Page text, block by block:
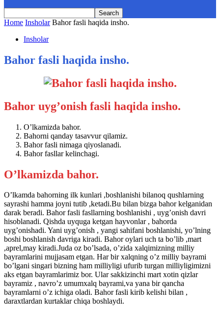
Home Insholar Bahor fasli haqida insho.
Insholar
Bahor fasli haqida insho.
Bahor uyg’onish fasli haqida insho.
O’lkamizda bahor.
Bahorni qanday tasavvur qilamiz.
Bahor fasli nimaga qiyoslanadi.
Bahor fasllar kelinchagi.
O’lkamizda bahor.
O’lkamda bahorning ilk kunlari ,boshlanishi bilanoq qushlarning
sayrashi hamma joyni tutib ,ketadi.Bu bilan bizga bahor kelganidan
darak beradi. Bahor fasli fasllarning boshlanishi , uyg’onish davri
hisoblanadi. Qishda uyquga ketgan hayvonlar , bahorda
uyg’onishadi. Yani uyg’onish , yangi sahifani boshlanishi, yo’lning
boshi boshlanish davriga kiradi. Bahor oylari uch ta bo’lib ,mart
,aprel,may kiradi.Juda oz bo’lsada, o’zida xalqimizning milliy
bayramlarini mujjasam etgan. Har bir xalqning o’z milliy bayrami
bo’lgani singari bizning ham milliyligi ufurib turgan milliyligimizni
aks etgan bayramlarimiz bor. Ular sakkizinchi mart xotin qizlar
bayramiz , navro’z umumxalq bayrami,va yana bir qancha
bayramlarni o’z ichiga oladi. Bahor fasli kirib kelishi bilan ,
daraxtlardan kurtaklar chiqa boshlaydi.